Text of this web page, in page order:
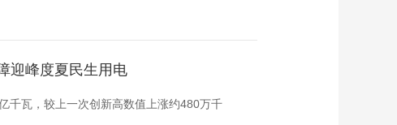
迎峰度夏民生用电
千瓦，较上一次创新高数值上涨约480万千